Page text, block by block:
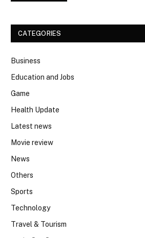
CATEGORIES
Business
Education and Jobs
Game
Health Update
Latest news
Movie review
News
Others
Sports
Technology
Travel & Tourism